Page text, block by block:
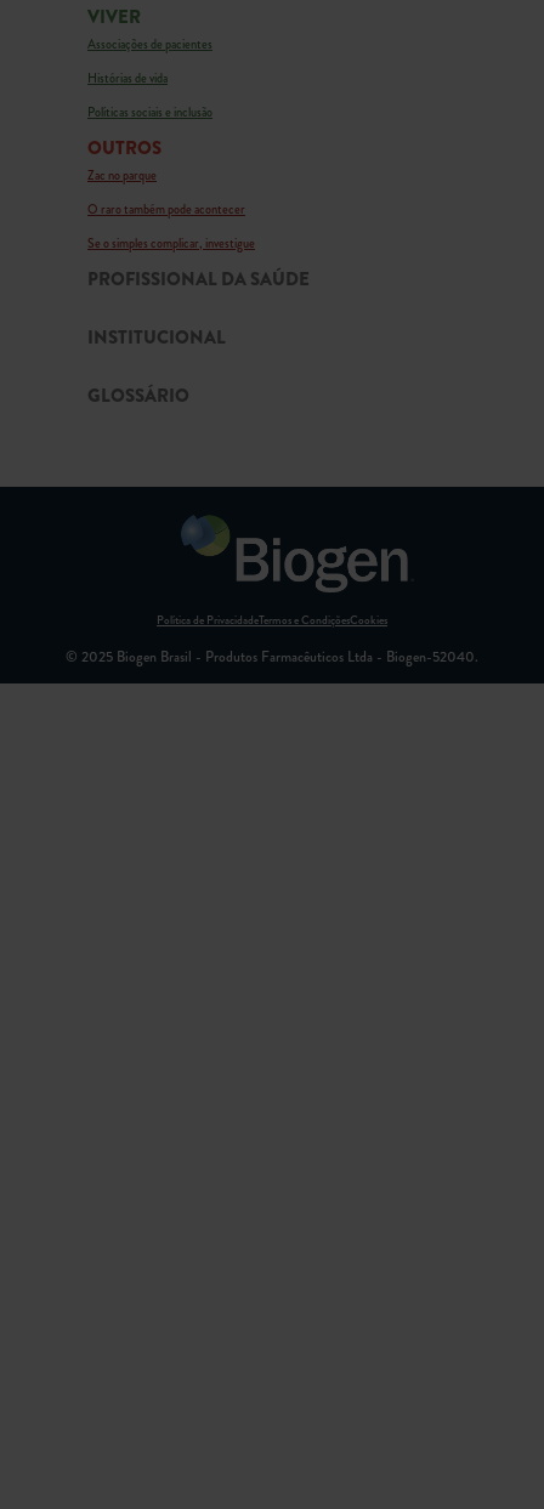
VIVER
Associações de pacientes
Histórias de vida
Políticas sociais e inclusão
OUTROS
Zac no parque
O raro também pode acontecer
Se o simples complicar, investigue
PROFISSIONAL DA SAÚDE
INSTITUCIONAL
GLOSSÁRIO
Política de PrivacidadeTermos e CondiçõesCookies
© 2025 Biogen Brasil - Produtos Farmacêuticos Ltda - Biogen-52040.